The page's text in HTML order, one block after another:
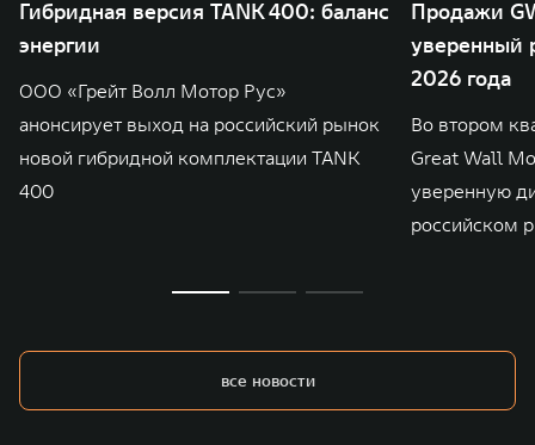
Гибридная версия TANK 400: баланс
энергии
ООО «Грейт Волл Мотор Рус»
анонсирует выход на российский рынок
новой гибридной комплектации TANK
400
Продажи
уверенный
2026 года
Во втором
Great Wall
уверенную
российском
все новости